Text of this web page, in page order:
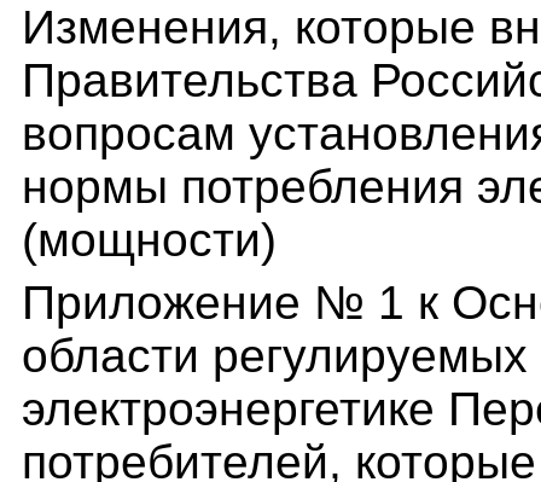
Изменения, которые
Правительства
вопросам
нормы потребления
(мощности)
Приложение № 1 к
области
электроэнергетике
потребителей,